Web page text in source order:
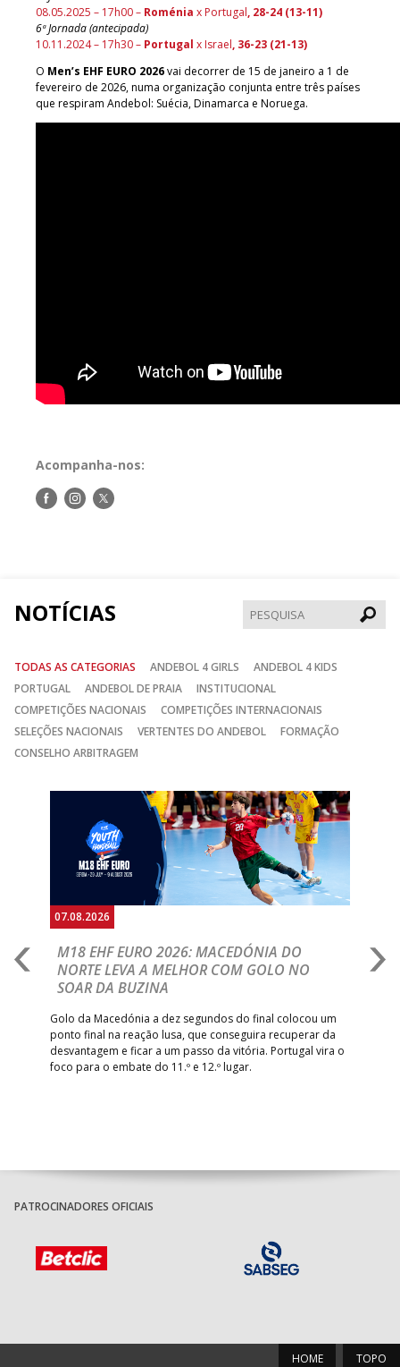
08.05.2025 – 17h00 – Roménia x Portugal, 28-24 (13-11)
6ª Jornada (antecipada)
10.11.2024 – 17h30 – Portugal x Israel, 36-23 (21-13)
O Men’s EHF EURO 2026vai decorrer de 15 de janeiro a 1 de
fevereiro de 2026, numa organização conjunta entre três países
que respiram Andebol: Suécia, Dinamarca e Noruega.
Acompanha-nos:
Siga-Siga-Siga-
NOTÍCIAS
TODAS AS CATEGORIAS ANDEBOL 4 GIRLS
ANDEBOL 4 KIDS
PORTUGAL
ANDEBOL DE PRAIA
INSTITUCIONAL
COMPETIÇÕES NACIONAIS
COMPETIÇÕES INTERNACIONAIS
SELEÇÕES NACIONAIS
VERTENTES DO ANDEBOL
FORMAÇÃO
CONSELHO ARBITRAGEM
07.08.2026
M18 EHF EURO 2026: MACEDÓNIA DO
NORTE LEVA A MELHOR COM GOLO NO
SOAR DA BUZINA
Golo da Macedónia a dez segundos do final colocou um
ponto final na reação lusa, que conseguira recuperar da
desvantagem e ficar a um passo da vitória. Portugal vira o
foco para o embate do 11.º e 12.º lugar.
PATROCINADORES OFICIAIS
TOPO
HOME